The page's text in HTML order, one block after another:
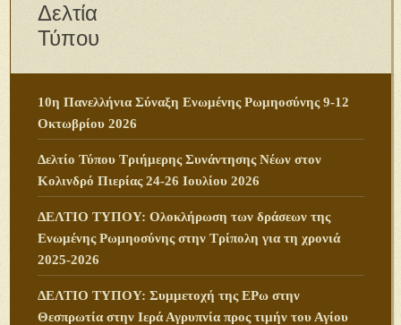
Δελτία
Τύπου
10η Πανελλήνια Σύναξη Ενωμένης Ρωμηοσύνης 9-12
Οκτωβρίου 2026
Δελτίο Τύπου Τριήμερης Συνάντησης Νέων στον
Κολινδρό Πιερίας 24-26 Ιουλίου 2026
ΔΕΛΤΙΟ ΤΥΠΟΥ: Ολοκλήρωση των δράσεων της
Ενωμένης Ρωμηοσύνης στην Τρίπολη για τη χρονιά
2025-2026
ΔΕΛΤΙΟ ΤΥΠΟΥ: Συμμετοχή της ΕΡω στην
Θεσπρωτία στην Ιερά Αγρυπνία προς τιμήν του Αγίου